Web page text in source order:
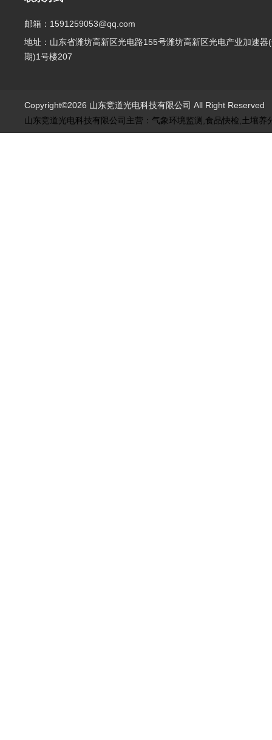
邮箱：1591259053@qq.com
地址：山东省潍坊高新区光电路155号潍坊高新区光电产业加速器
期)1号楼207
Copyright©2026 山东竞道光电科技有限公司 All Right
山东竞道光电科技有限公司主营：气象环境监测,食品快检,土壤养